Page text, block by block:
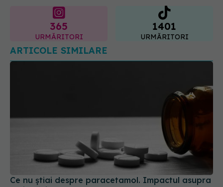
365
URMĂRITORI
1401
URMĂRITORI
ARTICOLE SIMILARE
Ce nu știai despre paracetamol. Impactul asupra
22 ian 2026, 13:29